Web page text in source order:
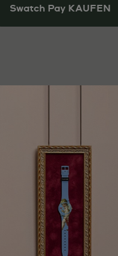
Swatch Pay KAUFEN